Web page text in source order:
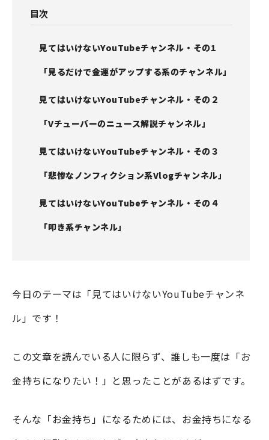
目次
見てはいけないYouTubeチャンネル・その1
「見るだけで金運がアップする系のチャンネル」
見てはいけないYouTubeチャンネル・その２
「Vチューバーのニュース解説チャンネル」
見てはいけないYouTubeチャンネル・その３
「悲惨なノンフィクション系Vlogチャンネル」
見てはいけないYouTubeチャンネル・その４
「叩き系チャンネル」
今日のテーマは「見てはいけないYouTubeチャンネ
ル」です！
この文章を読んでいる人に限らず、誰しも一度は「お
金持ちになりたい！」と思ったことがあるはずです。
そんな「お金持ち」になるためには、お金持ちになる